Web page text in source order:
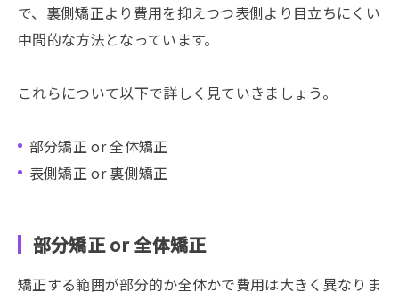
で、裏側矯正より費用を抑えつつ表側より目立ちにくい
中間的な方法となっています。
これらについて以下で詳しく見ていきましょう。
部分矯正 or 全体矯正
表側矯正 or 裏側矯正
部分矯正 or 全体矯正
矯正する範囲が部分的か全体かで費用は大きく異なりま